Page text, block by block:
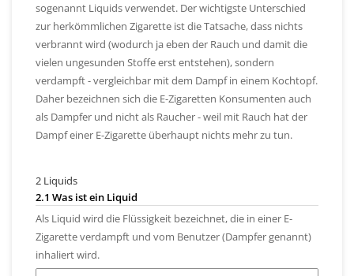
sogenannt Liquids verwendet. Der wichtigste Unterschied
zur herkömmlichen Zigarette ist die Tatsache, dass nichts
verbrannt wird (wodurch ja eben der Rauch und damit die
vielen ungesunden Stoffe erst entstehen), sondern
verdampft - vergleichbar mit dem Dampf in einem Kochtopf.
Daher bezeichnen sich die E-Zigaretten Konsumenten auch
als Dampfer und nicht als Raucher - weil mit Rauch hat der
Dampf einer E-Zigarette überhaupt nichts mehr zu tun.
2 Liquids
2.1 Was ist ein Liquid
Als Liquid wird die Flüssigkeit bezeichnet, die in einer E-
Zigarette verdampft und vom Benutzer (Dampfer genannt)
inhaliert wird.